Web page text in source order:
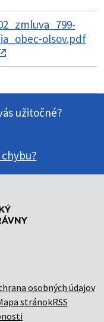
olsov.pdf
užitočné?
osobných údajov
stránokRSS